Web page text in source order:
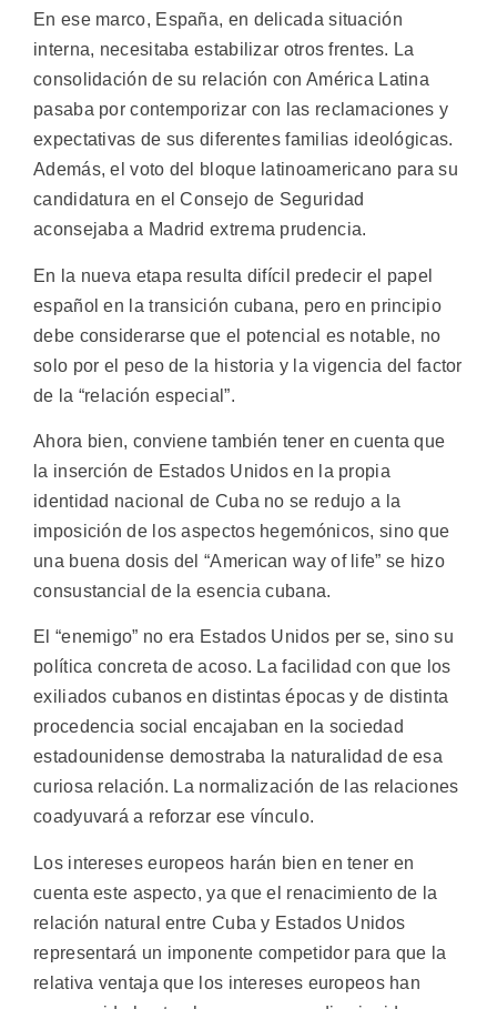
En ese marco, España, en delicada situación
interna, necesitaba estabilizar otros frentes. La
consolidación de su relación con América Latina
pasaba por contemporizar con las reclamaciones y
expectativas de sus diferentes familias ideológicas.
Además, el voto del bloque latinoamericano para su
candidatura en el Consejo de Seguridad
aconsejaba a Madrid extrema prudencia.
En la nueva etapa resulta difícil predecir el papel
español en la transición cubana, pero en principio
debe considerarse que el potencial es notable, no
solo por el peso de la historia y la vigencia del factor
de la “relación especial”.
Ahora bien, conviene también tener en cuenta que
la inserción de Estados Unidos en la propia
identidad nacional de Cuba no se redujo a la
imposición de los aspectos hegemónicos, sino que
una buena dosis del “American way of life” se hizo
consustancial de la esencia cubana.
El “enemigo” no era Estados Unidos per se, sino su
política concreta de acoso. La facilidad con que los
exiliados cubanos en distintas épocas y de distinta
procedencia social encajaban en la sociedad
estadounidense demostraba la naturalidad de esa
curiosa relación. La normalización de las relaciones
coadyuvará a reforzar ese vínculo.
Los intereses europeos harán bien en tener en
cuenta este aspecto, ya que el renacimiento de la
relación natural entre Cuba y Estados Unidos
representará un imponente competidor para que la
relativa ventaja que los intereses europeos han